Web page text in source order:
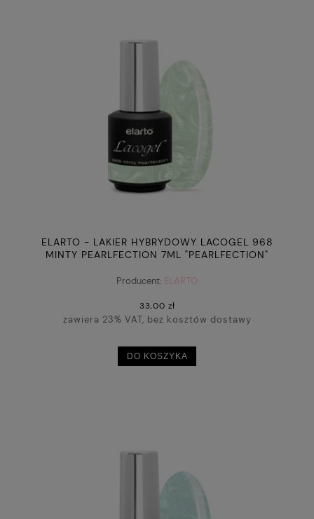
ELARTO - LAKIER HYBRYDOWY LACOGEL 968
MINTY PEARLFECTION 7ML "PEARLFECTION"
Producent: ELARTO
33,00 zł
zawiera 23% VAT, bez kosztów dostawy
DO KOSZYKA